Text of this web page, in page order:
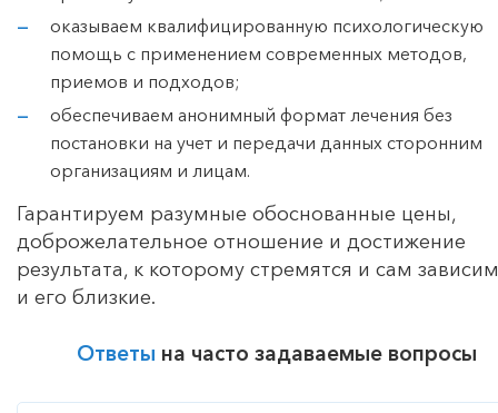
оказываем квалифицированную психологическую
помощь с применением современных методов,
приемов и подходов;
обеспечиваем анонимный формат лечения без
постановки на учет и передачи данных сторонним
организациям и лицам.
Гарантируем разумные обоснованные цены,
доброжелательное отношение и достижение
результата, к которому стремятся и сам
и его близкие.
Ответы на часто задаваемые вопросы